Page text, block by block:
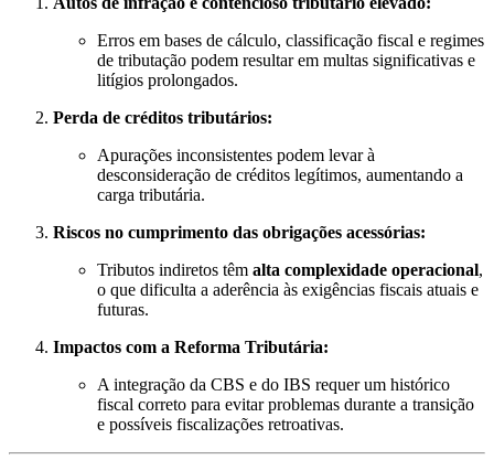
Erros em bases de cálculo, classificação fiscal e regimes
de tributação podem resultar em multas significativas e
litígios prolongados.
Perda de créditos tributários:
Apurações inconsistentes podem levar à
desconsideração de créditos legítimos, aumentando a
carga tributária.
Riscos no cumprimento das obrigações acessórias:
Tributos indiretos têm alta complexidade operacional,
o que dificulta a aderência às exigências fiscais atuais e
futuras.
Impactos com a Reforma Tributária:
A integração da CBS e do IBS requer um histórico
fiscal correto para evitar problemas durante a transição
e possíveis fiscalizações retroativas.